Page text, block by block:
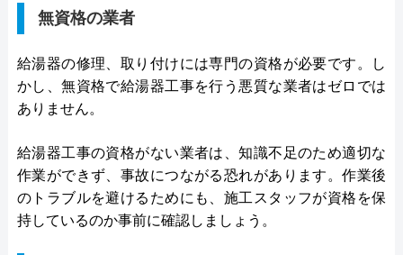
無資格の業者
給湯器の修理、取り付けには専門の資格が必要です。し
かし、無資格で給湯器工事を行う悪質な業者はゼロでは
ありません。
給湯器工事の資格がない業者は、知識不足のため適切な
作業ができず、事故につながる恐れがあります。作業後
のトラブルを避けるためにも、施工スタッフが資格を保
持しているのか事前に確認しましょう。